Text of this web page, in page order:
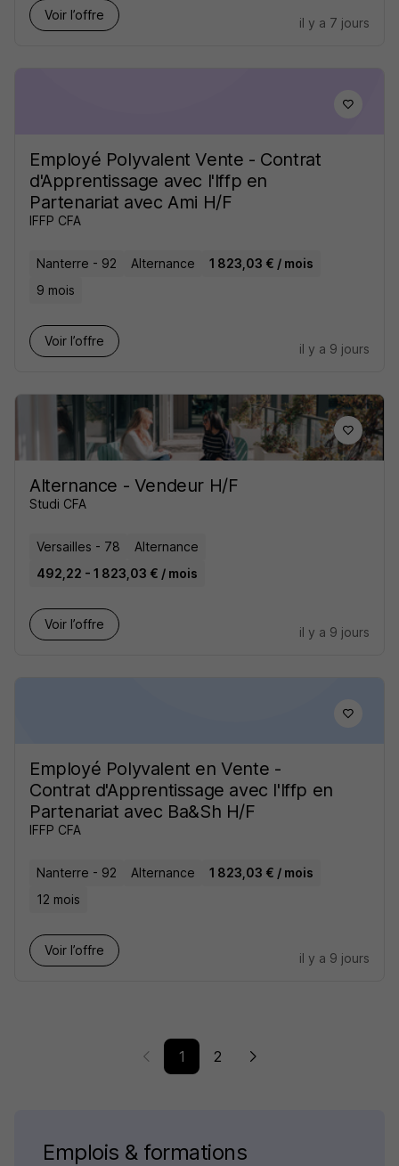
Voir l’offre
il y a 7 jours
Employé Polyvalent Vente - Contrat
d'Apprentissage avec l'Iffp en
Partenariat avec Ami H/F
IFFP CFA
Nanterre - 92 Alternance
1 823,03 € / mois
9 mois
Voir l’offre
il y a 9 jours
Alternance - Vendeur H/F
Studi CFA
Versailles - 78
Alternance
492,22 - 1 823,03 € / mois
Voir l’offre
il y a 9 jours
Employé Polyvalent en Vente -
Contrat d'Apprentissage avec l'Iffp en
Partenariat avec Ba&Sh H/F
IFFP CFA
Nanterre - 92 Alternance
1 823,03 € / mois
12 mois
Voir l’offre
il y a 9 jours
1 2
Emplois & formations